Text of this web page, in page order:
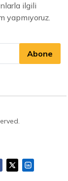
ilgili
yapmıyoruz.
Abone